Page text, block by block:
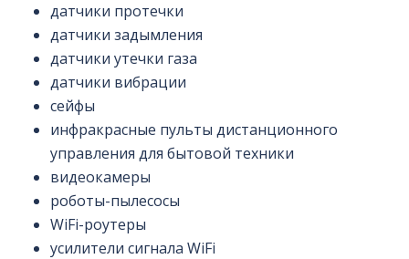
датчики протечки
датчики задымления
датчики утечки газа
датчики вибрации
сейфы
инфракрасные пульты дистанционного
управления для бытовой техники
видеокамеры
роботы-пылесосы
WiFi-роутеры
усилители сигнала WiFi